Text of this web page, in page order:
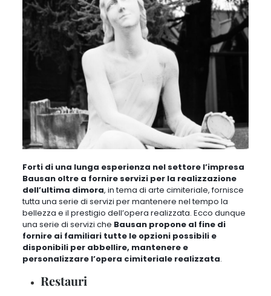
Forti di una lunga esperienza nel settore l’impresa
Bausan oltre a fornire servizi per la realizzazione
dell’ultima dimora, in tema di arte cimiteriale, fornisce
tutta una serie di servizi per mantenere nel tempo la
bellezza e il prestigio dell’opera realizzata. Ecco dunque
una serie di servizi che Bausan propone al fine di
fornire ai familiari tutte le opzioni possibili e
disponibili per abbellire, mantenere e
personalizzare l’opera cimiteriale realizzata.
Restauri